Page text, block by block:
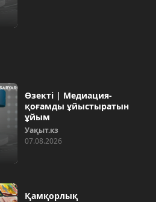
Өзекті | Медиация-
қоғамды ұйыстыратын
ұйым
Уақыт.кз
07.08.2026
Қамқорлық